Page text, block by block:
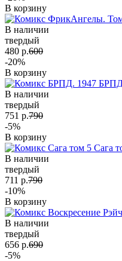
В корзину
В наличии
твердый
480 р.600
-20%
В корзину
В наличии
твердый
751 р.790
-5%
В корзину
Сага
В наличии
твердый
711 р.790
-10%
В корзину
В наличии
твердый
656 р.690
-5%